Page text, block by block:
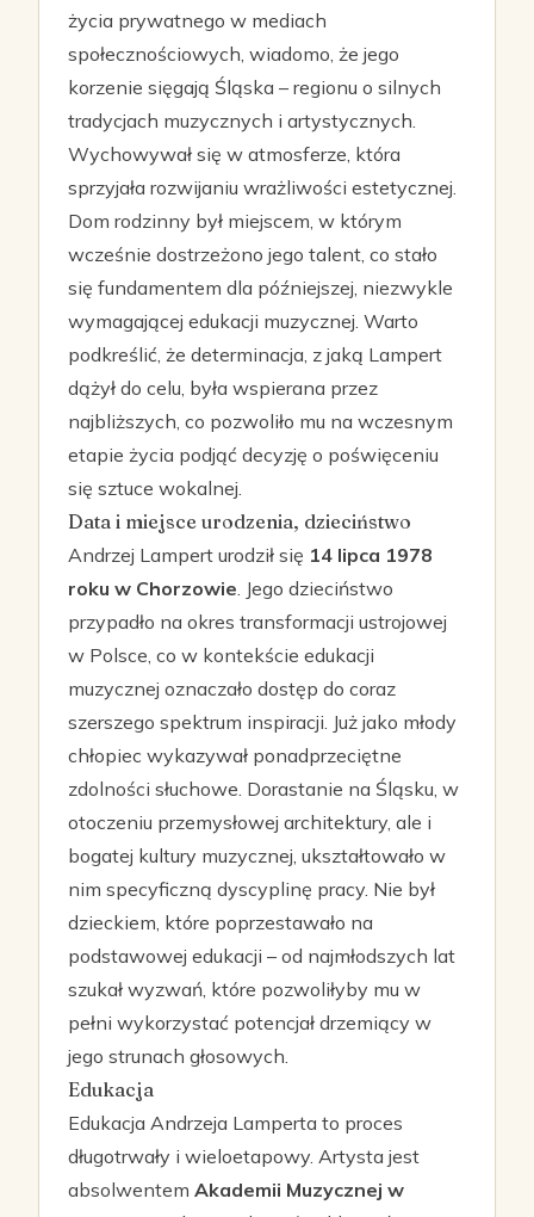
życia prywatnego w mediach
społecznościowych, wiadomo, że jego
korzenie sięgają Śląska – regionu o silnych
tradycjach muzycznych i artystycznych.
Wychowywał się w atmosferze, która
sprzyjała rozwijaniu wrażliwości estetycznej.
Dom rodzinny był miejscem, w którym
wcześnie dostrzeżono jego talent, co stało
się fundamentem dla późniejszej, niezwykle
wymagającej edukacji muzycznej. Warto
podkreślić, że determinacja, z jaką Lampert
dążył do celu, była wspierana przez
najbliższych, co pozwoliło mu na wczesnym
etapie życia podjąć decyzję o poświęceniu
się sztuce wokalnej.
Data i miejsce urodzenia, dzieciństwo
Andrzej Lampert urodził się 14 lipca 1978
roku w Chorzowie. Jego dzieciństwo
przypadło na okres transformacji ustrojowej
w Polsce, co w kontekście edukacji
muzycznej oznaczało dostęp do coraz
szerszego spektrum inspiracji. Już jako młody
chłopiec wykazywał ponadprzeciętne
zdolności słuchowe. Dorastanie na Śląsku, w
otoczeniu przemysłowej architektury, ale i
bogatej kultury muzycznej, ukształtowało w
nim specyficzną dyscyplinę pracy. Nie był
dzieckiem, które poprzestawało na
podstawowej edukacji – od najmłodszych lat
szukał wyzwań, które pozwoliłyby mu w
pełni wykorzystać potencjał drzemiący w
jego strunach głosowych.
Edukacja
Edukacja Andrzeja Lamperta to proces
długotrwały i wieloetapowy. Artysta jest
absolwentem Akademii Muzycznej w